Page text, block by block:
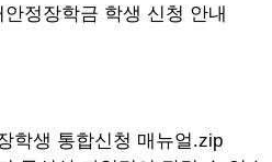
정장학금 학생 신청 안내
학생 통합신청 매뉴얼.zip